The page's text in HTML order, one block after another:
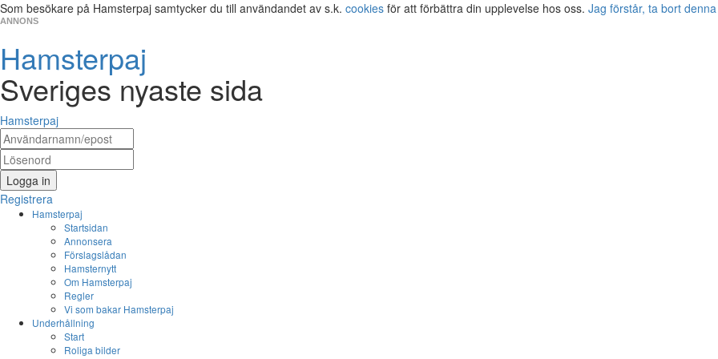
Som besökare på Hamsterpaj samtycker du till användandet av s.k. cookies för att förbättra din upplevelse hos oss. Jag förstår, ta bort
ANNONS
Hamsterpaj
Sveriges nyaste sida
Hamsterpaj
Logga in
Registrera
Hamsterpaj
Startsidan
Annonsera
Förslagslådan
Hamsternytt
Om Hamsterpaj
Regler
Vi som bakar Hamsterpaj
Underhållning
Start
Roliga bilder